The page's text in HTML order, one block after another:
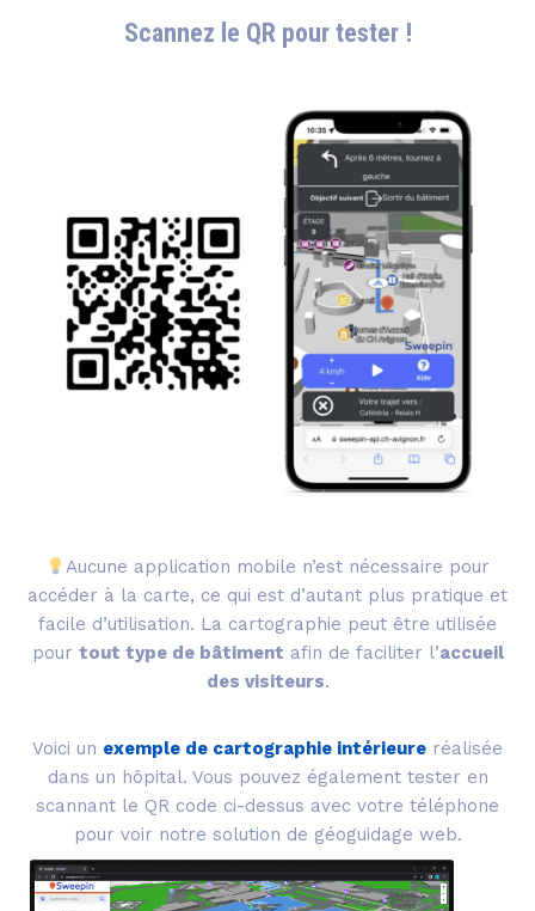
Scannez le QR pour tester !
Aucune application mobile n’est nécessaire pour
accéder à la carte, ce qui est d’autant plus pratique et
facile d’utilisation. La cartographie peut être utilisée
pour tout type de bâtiment afin de faciliter l’accueil
des visiteurs.
Voici un exemple de cartographie intérieure réalisée
dans un hôpital. Vous pouvez également tester en
scannant le QR code ci-dessus avec votre téléphone
pour voir notre solution de géoguidage web.